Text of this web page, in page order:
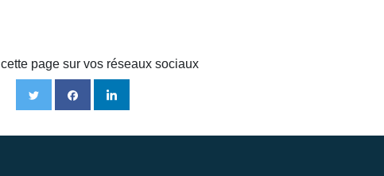
page sur vos réseaux sociaux